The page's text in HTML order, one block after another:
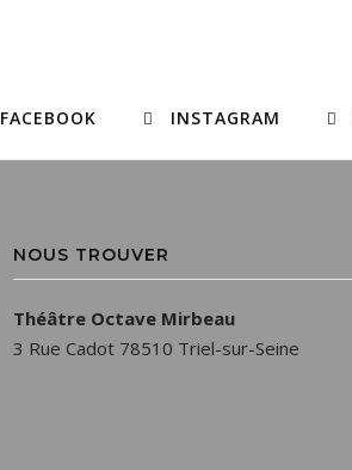
FACEBOOK INSTAGRAM
NOUS TROUVER
Théâtre Octave Mirbeau
3 Rue Cadot 78510 Triel-sur-Seine